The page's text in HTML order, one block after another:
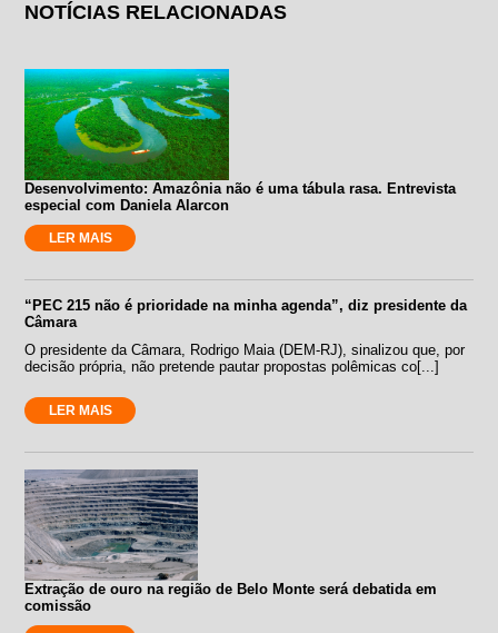
NOTÍCIAS RELACIONADAS
Desenvolvimento: Amazônia não é uma tábula rasa. Entrevista
especial com Daniela Alarcon
LER MAIS
“PEC 215 não é prioridade na minha agenda”, diz presidente da
Câmara
O presidente da Câmara, Rodrigo Maia (DEM-RJ), sinalizou que, por
decisão própria, não pretende pautar propostas polêmicas co[...]
LER MAIS
Extração de ouro na região de Belo Monte será debatida em
comissão